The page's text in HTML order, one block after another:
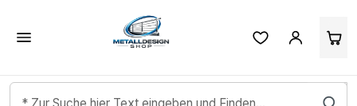
Zum Hauptinhalt springen